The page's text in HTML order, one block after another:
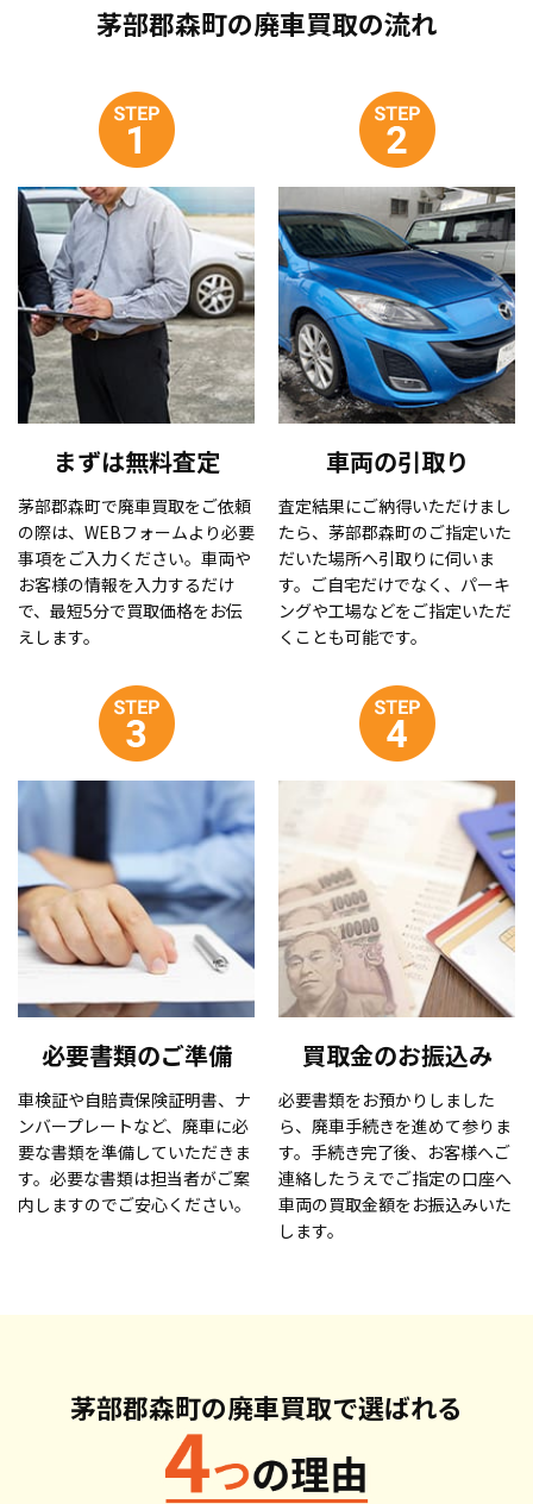
茅部郡森町の廃車買取の流れ
まずは無料査定
茅部郡森町で廃車買取をご依頼
の際は、WEBフォームより必要
事項をご入力ください。車両や
お客様の情報を入力するだけ
で、最短5分で買取価格をお伝
えします。
車両の引取り
査定結果にご納得いただけまし
たら、茅部郡森町のご指定いた
だいた場所へ引取りに伺いま
す。ご自宅だけでなく、パーキ
ングや工場などをご指定いただ
くことも可能です。
必要書類のご準備
車検証や自賠責保険証明書、ナ
ンバープレートなど、廃車に必
要な書類を準備していただきま
す。必要な書類は担当者がご案
内しますのでご安心ください。
買取金のお振込み
必要書類をお預かりしました
ら、廃車手続きを進めて参りま
す。手続き完了後、お客様へご
連絡したうえでご指定の口座へ
車両の買取金額をお振込みいた
します。
茅部郡森町の廃車買取で選ばれる